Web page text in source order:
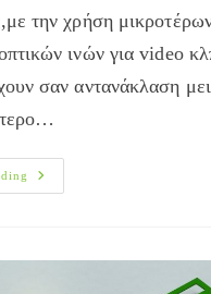
την χρήση
ινών για video
σαν αντανάκλαση
Νέα
Δεδομένα